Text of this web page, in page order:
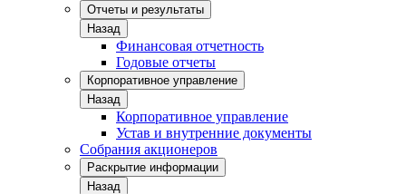
Отчеты и результаты
Назад
Финансовая отчетность
Годовые отчеты
Корпоративное управление
Назад
Корпоративное управление
Устав и внутренние документы
Собрания акционеров
Раскрытие информации
Назад